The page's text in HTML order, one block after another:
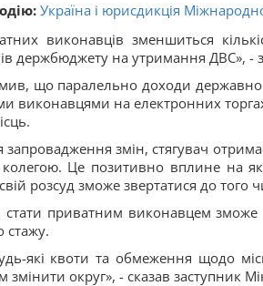
Україна і юрисдикція
виконавців зменшиться
держбюджету на утримання ДВС», -
що паралельно доходи
виконавцями на електронних
запровадження змін, стягувач
Це позитивно вплине на
розсуд зможе звертатися до того
приватним виконавцем
стажу.
які квоти та обмеження щодо
округ», - сказав заступник